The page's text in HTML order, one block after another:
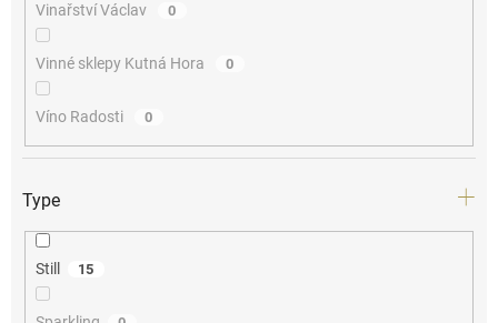
Vinařství Václav 0
Vinné sklepy Kutná Hora 0
Víno Radosti 0
Type
Still 15